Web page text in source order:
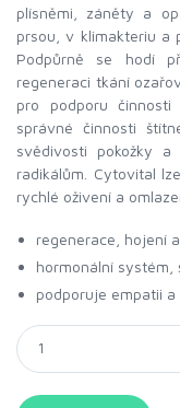
plísněmi, záněty a
prsou, v klimakteriu a
Podpůrně se hodí
regeneraci tkání
pro podporu
správné činnosti
svědivosti pokožky
radikálům. Cytovital
rychlé oživení a
regenerace, hojení
hormonální systém,
podporuje empatii a